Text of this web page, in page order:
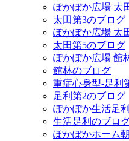
ぽかぽか広場 太
太田第3のブログ
ぽかぽか広場 太
太田第5のブログ
ぽかぽか広場 館
館林のブログ
重症心身型-足利
足利第2のブログ
ぽかぽか生活足利
生活足利のブロ
ぽかぽかホーム